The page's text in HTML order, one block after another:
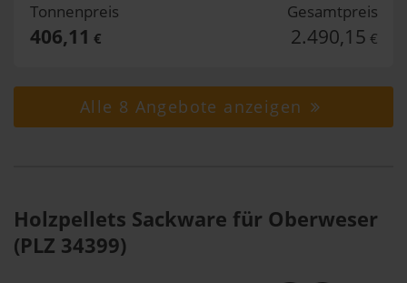
Tonnenpreis
406,11 €
Gesamtpreis
2.490,15 €
Alle 8 Angebote anzeigen
Holzpellets Sackware für Oberweser
(PLZ 34399)